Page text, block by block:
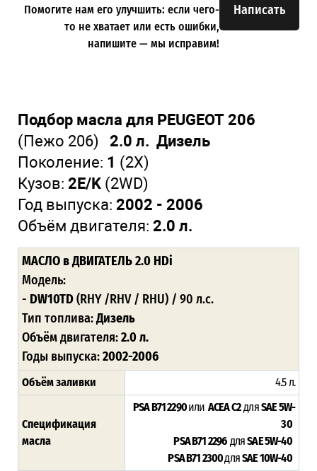
Написать
Помогите нам его улучшить: если чего-
то не хватает или есть ошибки,
напишите — мы исправим!
Подбор масла для PEUGEOT 206
(Пежо 206) 2.0 л. Дизель
Поколение: 1 (2X)
Кузов: 2E/K (2WD)
Год выпуска: 2002 - 2006
Объём двигателя: 2.0 л.
МАСЛО в ДВИГАТЕЛЬ 2.0 HDi
Модель:
- DW10TD(RHY /RHV / RHU) / 90 л.с.
Тип топлива:Дизель
Объём двигателя:2.0 л.
Годы выпуска:2002-2006
Объём заливки 4.5 л.
Спецификация
масла
PSA B71 2290или ACEA C2дляSAE 5W-
30
PSA B71 2296 дляSAE 5W-40
PSA B71 2300дляSAE 10W-40